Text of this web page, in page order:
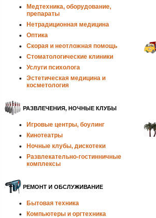
Медтехника, оборудование,
препараты
Нетрадиционная медицина
Оптика
Скорая и неотложная помощь
Стоматологические клиники
Услуги психолога
Эстетическая медицина и
косметология
РАЗВЛЕЧЕНИЯ, НОЧНЫЕ КЛУБЫ
Игровые центры, боулинг
Кинотеатры
Ночные клубы, дискотеки
Развлекательно-гостинничные
комплексы
РЕМОНТ И ОБСЛУЖИВАНИЕ
Бытовая техника
Компьютеры и оргтехника